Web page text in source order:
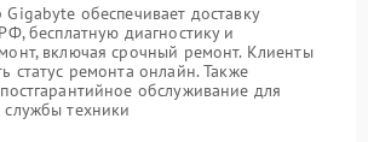
обеспечивает доставку
бесплатную диагностику и
включая срочный ремонт. Клиенты
статус ремонта онлайн. Также
обслуживание для
техники